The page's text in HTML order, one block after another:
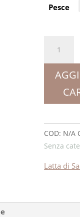
Pesce
Sardina
d'Autore
Pesci
COD: N/A
Senza
Latta di